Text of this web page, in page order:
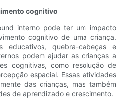
cognitivo
interno pode ter um impacto
cognitivo de uma criança.
educativos, quebra-cabeças e
podem ajudar as crianças a
cognitivas, como resolução de
espacial. Essas atividades
das crianças, mas também
de aprendizado e crescimento.